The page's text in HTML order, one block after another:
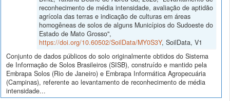
reconhecimento de média intensidade, avaliação de aptidão
agrícola das terras e indicação de culturas em áreas
homogêneas de solos de alguns Municípios do Sudoeste do
Estado de Mato Grosso",
https://doi.org/10.60502/SoilData/MY0S3Y, SoilData, V1
Conjunto de dados públicos do solo originalmente obtidos do Sistema
de Informação de Solos Brasileiros (SISB), construído e mantido pela
Embrapa Solos (Rio de Janeiro) e Embrapa Informática Agropecuária
(Campinas), referente ao levantamento de reconhecimento de média
intensidade...